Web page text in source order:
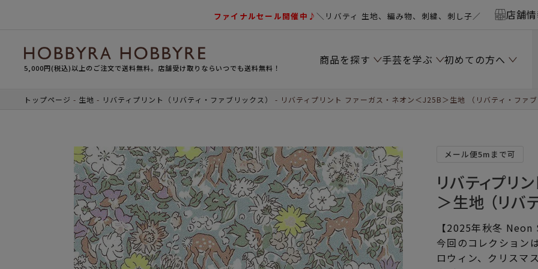
ファイナルセール開催中♪＼リバティ 生地、編み物、刺繍、刺し子／ 店舗
5,000円(税込)以上のご注文で送料無料。店舗受け取りならいつでも送料無料！
商品を探す 手芸を学ぶ 初めての方へ
トップページ 生地 リバティプリント（リバティ・ファブリックス） リバティプリント ファーガス・ネオン＜J25B＞生地 （リバティ・ファ
メール便5mまで可
リバティプリ
＞生地 （リバ
【2025年秋冬
今回のコレクション
ロウィン、クリスマ